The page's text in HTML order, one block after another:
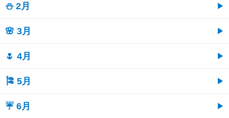
⛄ 2月
🌸 3月
🌷 4月
🎏 5月
☔ 6月